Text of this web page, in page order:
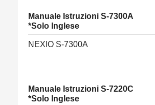
Manuale Istruzioni S-7300A
*Solo Inglese
NEXIO S-7300A
Manuale Istruzioni S-7220C
*Solo Inglese